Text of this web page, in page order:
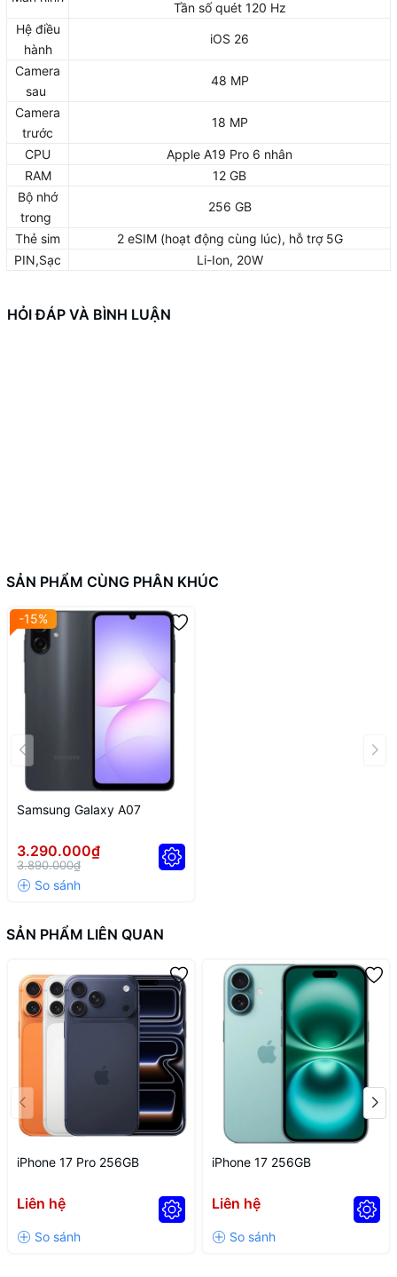
Tần số quét 120 Hz
Hệ điều
hành
iOS 26
Camera
sau
48 MP
Camera
trước
18 MP
CPU
Apple A19 Pro 6 nhân
RAM
12 GB
Bộ nhớ
trong
256 GB
Thẻ sim
2 eSIM (hoạt động cùng lúc), hỗ trợ 5G
PIN,Sạc
Li-Ion, 20W
HỎI ĐÁP VÀ BÌNH LUẬN
SẢN PHẨM CÙNG PHÂN KHÚC
-15%
Samsung Galaxy A07
3.290.000₫
3.890.000₫
SẢN PHẨM LIÊN QUAN
iPhone 17 Pro 256GB
Liên hệ
iPhone 17 256GB
Liên hệ